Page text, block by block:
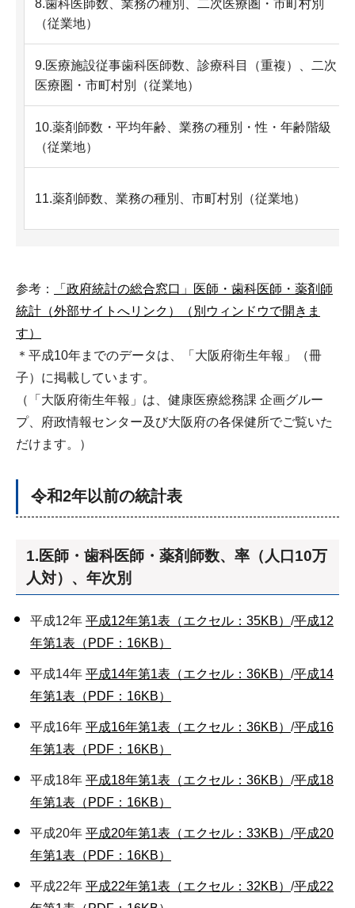
8.歯科医師数、業務の種別、二次医療圏・市町村別
（従業地）
9.医療施設従事歯科医師数、診療科目（重複）、二次
医療圏・市町村別（従業地）
10.薬剤師数・平均年齢、業務の種別・性・年齢階級
（従業地）
11.薬剤師数、業務の種別、市町村別（従業地）
参考：
「政府統計の総合窓口」医師・歯科医師・薬剤師
統計（外部サイトへリンク）（別ウィンドウで開きま
す）
＊平成10年までのデータは、「大阪府衛生年報」（冊
子）に掲載しています。
（「大阪府衛生年報」は、健康医療総務課 企画グルー
プ、府政情報センター及び大阪府の各保健所でご覧いた
だけます。）
令和2年以前の統計表
1.医師・歯科医師・薬剤師数、率（人口10万
人対）、年次別
平成12年 平成12年第1表（エクセル：35KB） /平成12
年第1表（PDF：16KB）
平成14年 平成14年第1表（エクセル：36KB） /平成14
年第1表（PDF：16KB）
平成16年 平成16年第1表（エクセル：36KB） /平成16
年第1表（PDF：16KB）
平成18年 平成18年第1表（エクセル：36KB） /平成18
年第1表（PDF：16KB）
平成20年 平成20年第1表（エクセル：33KB） /平成20
年第1表（PDF：16KB）
平成22年 平成22年第1表（エクセル：32KB） /平成22